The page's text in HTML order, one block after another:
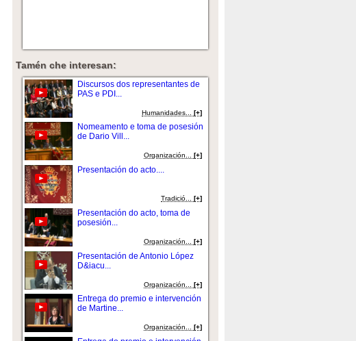
Tamén che interesan:
Discursos dos representantes de
PAS e PDI...
Humanidades...[+]
Nomeamento e toma de posesión
de Dario Vill...
Organización... [+]
Presentación do acto....
Tradició...[+]
Presentación do acto, toma de
posesión...
Organización...[+]
Presentación de Antonio López
D&iacu...
Organización...[+]
Entrega do premio e intervención
de Martine...
Organización...[+]